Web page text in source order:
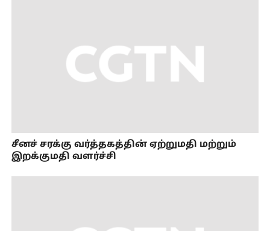
சீனச் சரக்கு வர்த்தகத்தின் ஏற்றுமதி மற்றும்
இறக்குமதி வளர்ச்சி